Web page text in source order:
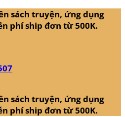
sách truyện, ứng dụng
phí ship đơn từ 500K.
sách truyện, ứng dụng
phí ship đơn từ 500K.